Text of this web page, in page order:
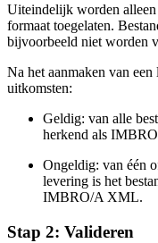
Uiteindelijk worden alleen
formaat toegelaten.
bijvoorbeeld niet worden
Na het aanmaken van
uitkomsten:
Geldig: van alle
herkend als
Ongeldig: van één
levering is het
IMBRO/A XML.
Stap 2: Valideren